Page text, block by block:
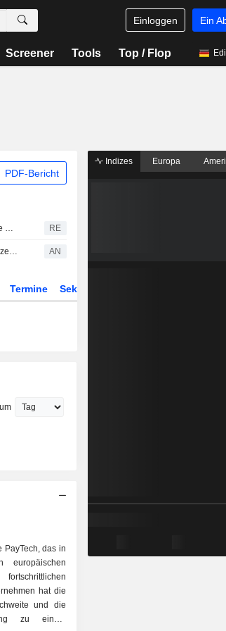
Einloggen Ein
Screener Tools Top / Flop
PDF-Bericht
Börse Mailand: Ftse Mib markiert neue Rekordstände, Verteidigungswerte gefragt, Safilo springt an RE
Lottomatica und Leonardo an der Spitze im MIB; Luxuswerte schwächer AN
Termine Sektor
PayTech, das in
europäischen
hat die
und die
zu einem
Indizes Europa